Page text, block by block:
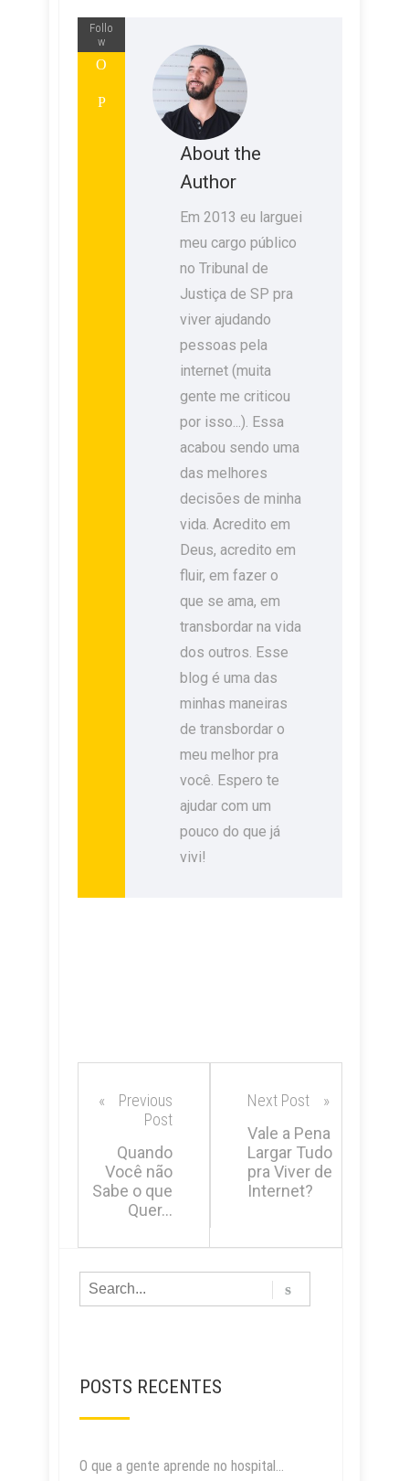
Follo
w
About the
Author
Em 2013 eu larguei
meu cargo público
no Tribunal de
Justiça de SP pra
viver ajudando
pessoas pela
internet (muita
gente me criticou
por isso...). Essa
acabou sendo uma
das melhores
decisões de minha
vida. Acredito em
Deus, acredito em
fluir, em fazer o
que se ama, em
transbordar na vida
dos outros. Esse
blog é uma das
minhas maneiras
de transbordar o
meu melhor pra
você. Espero te
ajudar com um
pouco do que já
vivi!
Previous
Post
Quando
Você não
Sabe o que
Quer…
Next Post
Vale a Pena
Largar Tudo
pra Viver de
Internet?
POSTS RECENTES
O que a gente aprende no hospital…